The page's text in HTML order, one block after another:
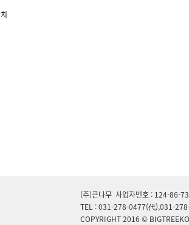
(주)큰나무 사업자번호 : 124-86-
TEL : 031-278-0477(代),031-
COPYRIGHT 2016 ©